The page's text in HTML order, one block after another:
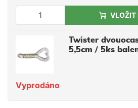
VLOŽIT
Twister
5,5cm / 5ks
Vyprodáno